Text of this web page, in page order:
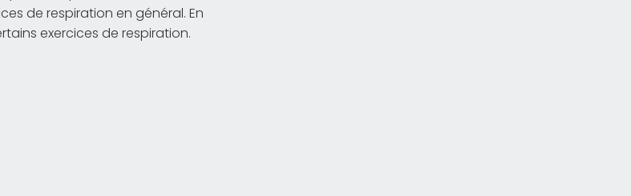
de respiration en général. En
exercices de respiration.